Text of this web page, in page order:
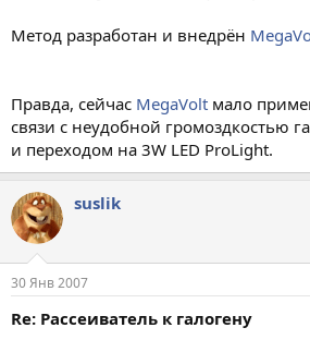
Метод разработан и внедрён
Правда, сейчас MegaVolt мало
связи с неудобной громоздкостью
и переходом на 3W LED ProLight.
suslik
30 Янв 2007
Re: Рассеиватель к галогену